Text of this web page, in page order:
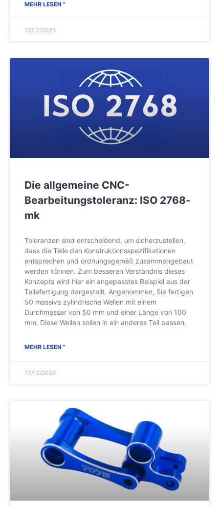
MEHR LESEN "
13/12/2024
Die allgemeine CNC-
Bearbeitungstoleranz: ISO 2768-
mk
Toleranzen sind entscheidend, um sicherzustellen,
dass die Teile den Konstruktionsspezifikationen
entsprechen und ordnungsgemäß zusammengebaut
werden können. Zum besseren Verständnis dieses
Konzepts wird hier ein angepasstes Beispiel aus der
Teilefertigung dargestellt. Angenommen, Sie fertigen
50 massive zylindrische Wellen mit einem
Durchmesser von 50 mm und einer Länge von 100
mm. Diese Wellen sollen in ein anderes Teil passen.
MEHR LESEN "
10/12/2024